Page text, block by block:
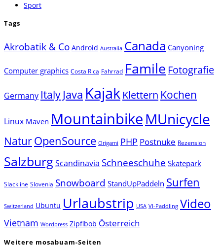
Sport
Tags
Akrobatik & Co Android Australia Canada Canyoning
Computer graphics Costa Rica Fahrrad Famile Fotografie
Germany Italy Java Kajak Klettern Kochen
Linux Maven MountainbikeMUnicycle
NaturOpenSource Origami PHP Postnuke Rezension
SalzburgScandinavia Schneeschuhe Skatepark
Slackline Slovenia Snowboard StandUpPaddeln Surfen
Switzerland Ubuntu Urlaubstrip USA VI-Paddling Video
Vietnam Wordpress Zipflbob Österreich
Weitere mosabuam-Seiten